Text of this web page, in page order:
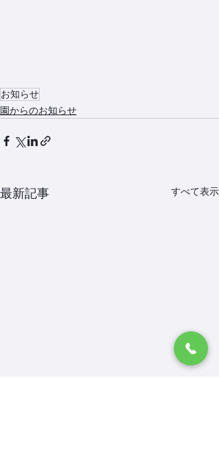
お知らせ
園からのお知らせ
最新記事 すべて表示